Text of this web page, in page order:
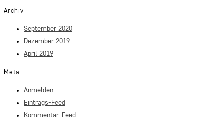
Archiv
September 2020
Dezember 2019
April 2019
Meta
Anmelden
Eintrags-Feed
Kommentar-Feed